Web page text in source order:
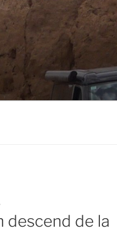
descend de la